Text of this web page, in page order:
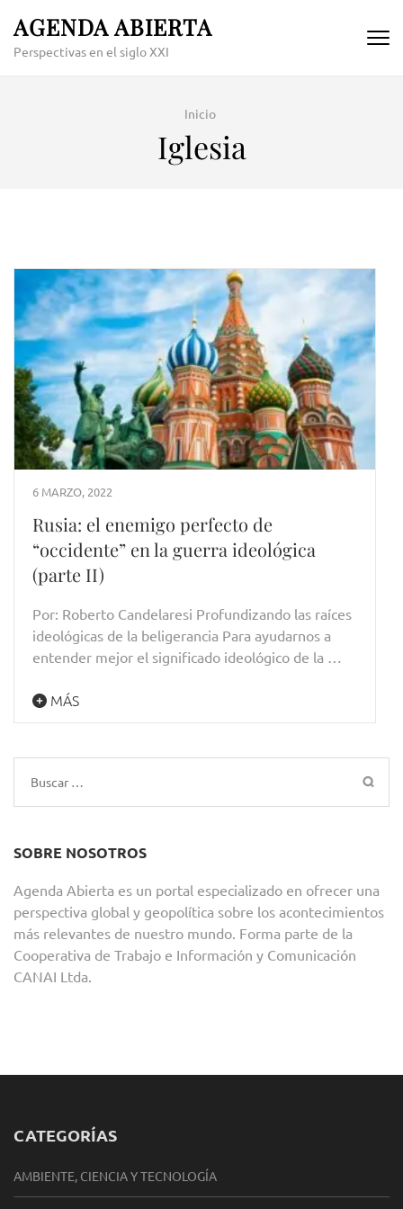
content
AGENDA ABIERTA
Perspectivas en el siglo XXI
Inicio
Iglesia
6 MARZO, 2022
Rusia: el enemigo perfecto de
“occidente” en la guerra ideológica
(parte II)
Por: Roberto Candelaresi Profundizando las raíces
ideológicas de la beligerancia Para ayudarnos a
entender mejor el significado ideológico de la …
MÁS
Buscar:
SOBRE NOSOTROS
Agenda Abierta es un portal especializado en ofrecer una
perspectiva global y geopolítica sobre los acontecimientos
más relevantes de nuestro mundo. Forma parte de la
Cooperativa de Trabajo e Información y Comunicación
CANAI Ltda.
CATEGORÍAS
AMBIENTE, CIENCIA Y TECNOLOGÍA